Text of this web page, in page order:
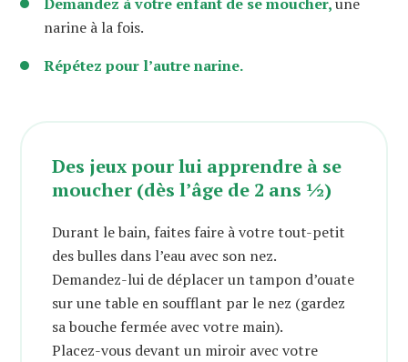
narine à la fois.
Répétez pour l’autre narine.
Des jeux pour lui apprendre à se
moucher (dès l’âge de 2 ans ½)
Durant le bain, faites faire à votre tout-petit
des bulles dans l’eau avec son nez.
Demandez-lui de déplacer un tampon d’ouate
sur une table en soufflant par le nez (gardez
sa bouche fermée avec votre main).
Placez-vous devant un miroir avec votre